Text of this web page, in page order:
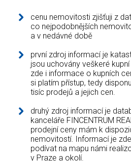
cenu nemovitosti zjišťuji z
co nejpodobnějších
a v nedávné době
první zdroj informací je
jsou uchovány veškeré
zde i informace o kupních
si platím přístup, tedy
tisíc prodejů a jejich cen.
druhý zdroj informací je
kanceláře FINCENTRUM
prodejní ceny mám k
nemovitostí. Informací je
podívat na mapu námi
v Praze a okolí.